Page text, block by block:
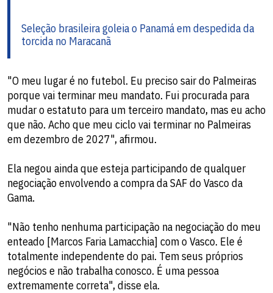
Seleção brasileira goleia o Panamá em despedida da
torcida no Maracanã
"O meu lugar é no futebol. Eu preciso sair do Palmeiras
porque vai terminar meu mandato. Fui procurada para
mudar o estatuto para um terceiro mandato, mas eu acho
que não. Acho que meu ciclo vai terminar no Palmeiras
em dezembro de 2027", afirmou.
Ela negou ainda que esteja participando de qualquer
negociação envolvendo a compra da SAF do Vasco da
Gama.
"Não tenho nenhuma participação na negociação do meu
enteado [Marcos Faria Lamacchia] com o Vasco. Ele é
totalmente independente do pai. Tem seus próprios
negócios e não trabalha conosco. É uma pessoa
extremamente correta", disse ela.